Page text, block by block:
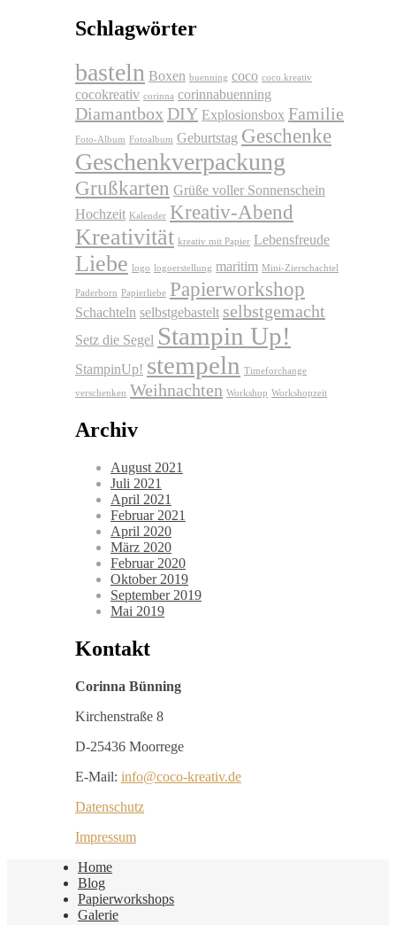
Schlagwörter
basteln Boxen buenning coco coco.kreativ
cocokreativ corinna corinnabuenning
Diamantbox DIY Explosionsbox Familie
Foto-Album Fotoalbum Geburtstag Geschenke
Geschenkverpackung
Grußkarten Grüße voller Sonnenschein
Hochzeit Kalender Kreativ-Abend
Kreativität kreativ mit Papier Lebensfreude
Liebe logo logoerstellung maritim Mini-Zierschachtel
Paderborn Papierliebe Papierworkshop
Schachteln selbstgebastelt selbstgemacht
Setz die Segel Stampin Up!
StampinUp! stempeln Timeforchange
verschenken Weihnachten Workshop Workshopzeit
Archiv
August 2021
Juli 2021
April 2021
Februar 2021
April 2020
März 2020
Februar 2020
Oktober 2019
September 2019
Mai 2019
Kontakt
Corinna Bünning
Kirchenstraße 8
D-25436 Moorrege
E-Mail: info@coco-kreativ.de
Datenschutz
Impressum
Home
Blog
Papierworkshops
Galerie